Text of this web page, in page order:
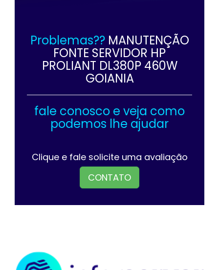
Problemas?? MANUTENÇÃO
FONTE SERVIDOR HP
PROLIANT DL380P 460W
GOIANIA
fale conosco e veja como
podemos lhe ajudar
Clique e fale solicite uma avaliação
CONTATO